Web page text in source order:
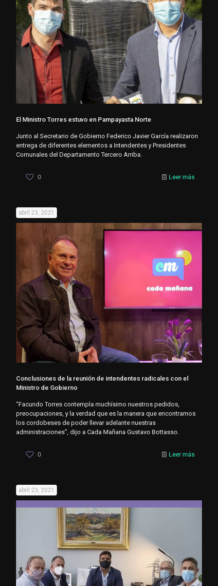
El Ministro Torres estuvo en Pampayasta Norte
Junto al Secretario de Gobierno Federico Javier García realizaron
entrega de diferentes elementos a Intendentes y Presidentes
Comunales del Departamento Tercero Arriba.
0 Leer más
abril 23, 2021
Conclusiones de la reunión de intendentes radicales con el
Ministro de Gobierno
“Facundo Torres contempla muchísimo nuestros pedidos,
preocupaciones, y la verdad que es la manera que encontramos
los cordobeses de poder llevar adelante nuestras
administraciones”, dijo a Cada Mañana Gustavo Bottasso.
0 Leer más
abril 23, 2021